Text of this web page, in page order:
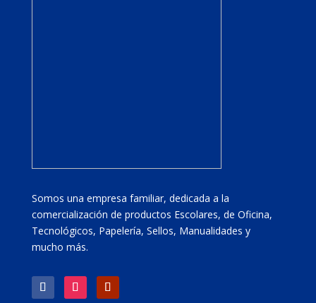
Somos una empresa familiar, dedicada a la
comercialización de productos Escolares, de Oficina,
Tecnológicos, Papelería, Sellos, Manualidades y
mucho más.